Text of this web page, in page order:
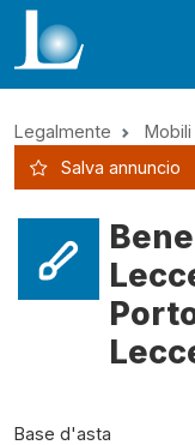
Legalmente Mobili
Salva annuncio
Base d'asta